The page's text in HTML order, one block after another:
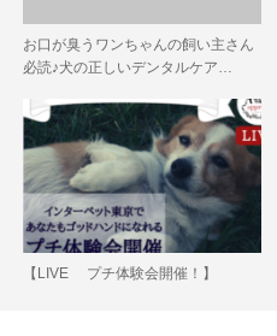
お口が臭うワンちゃんの飼い主さん
必読♪犬の正しいデンタルケア…
【LIVE プチ体験会開催！】